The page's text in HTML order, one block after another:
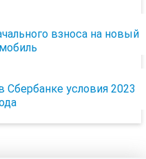
взноса на новый
Сбербанке условия 2023